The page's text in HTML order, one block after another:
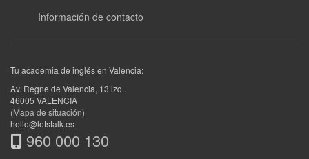
Información de contacto
Tu academia de inglés en Valencia:
Av. Regne de Valencia, 13 izq..
46005 VALENCIA
(Mapa de situación)
hello@letstalk.es
960 000 130